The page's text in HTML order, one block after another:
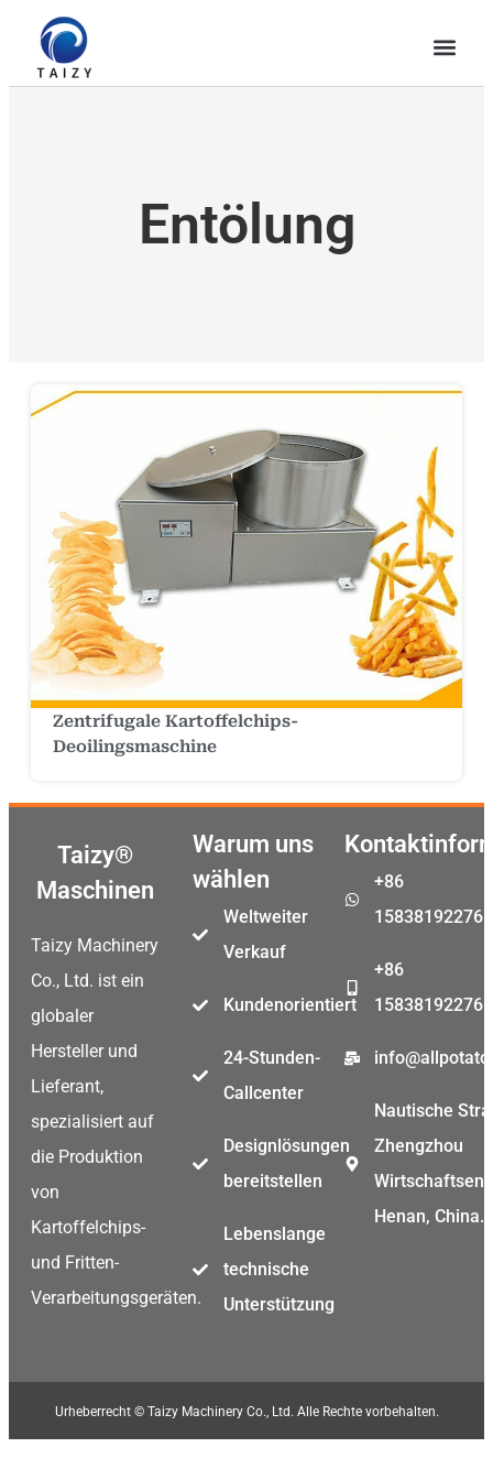
Entölung
Zentrifugale Kartoffelchips-
Deoilingsmaschine
Taizy®
Maschinen
Taizy Machinery
Co., Ltd. ist ein
globaler
Hersteller und
Lieferant,
spezialisiert auf
die Produktion
von
Kartoffelchips-
und Fritten-
Verarbeitungsgeräten.
Warum uns
wählen
Weltweiter
Verkauf
Kundenorientiert
24-Stunden-
Callcenter
Designlösungen
bereitstellen
Lebenslange
technische
Unterstützung
+86
15838192276
+86
15838192276
Nautische
Zhengzhou
Henan, China.
Urheberrecht © Taizy Machinery Co., Ltd. Alle Rechte vorbehalten.
Hindi
Malay